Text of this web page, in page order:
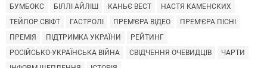
БУМБОКС
БІЛЛІ АЙЛІШ КАНЬЄ ВЕСТ
НАСТЯ КАМЕНСКИХ
ТЕЙЛОР СВІФТ
ГАСТРОЛІ ПРЕМ'ЄРА ВІДЕО
ПРЕМ'ЄРА ПІСНІ
ПРЕМІЯ
ПІДТРИМКА УКРАЇНИ
РЕЙТИНГ
РОСІЙСЬКО-УКРАЇНСЬКА ВІЙНА
СВІДЧЕННЯ ОЧЕВИДЦІВ
ЧАРТИ